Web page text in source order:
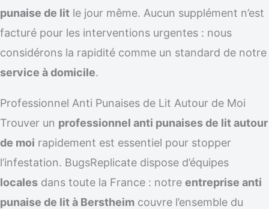
punaise de lit le jour même. Aucun supplément n’est
facturé pour les interventions urgentes : nous
considérons la rapidité comme un standard de notre
service à domicile.
Professionnel Anti Punaises de Lit Autour de Moi
Trouver un professionnel anti punaises de lit autour
de moi rapidement est essentiel pour stopper
l’infestation. BugsReplicate dispose d’équipes
locales dans toute la France : notre entreprise anti
punaise de lit à Berstheim couvre l’ensemble du